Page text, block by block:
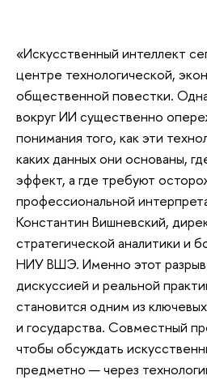
«Искусственный интеллект
центре технологической,
общественной повестки.
вокруг ИИ существенно
понимания того, как эти
каких данных они основаны,
эффект, а где требуют
профессиональной
Константин Вишневский,
стратегической аналитики и
НИУ ВШЭ. Именно этот
дискуссией и реальной
становится одним из
и государства. Совместный
чтобы обсуждать
предметно — через